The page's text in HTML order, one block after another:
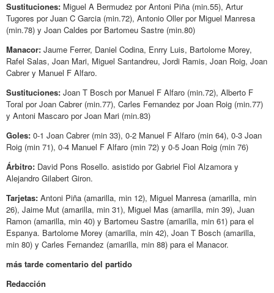
Sustituciones: Miguel A Bermudez por Antoni Piña (min.55), Artur
Tugores por Juan C Garcia (min.72), Antonio Oller por Miguel Manresa
(min.78) y Joan Caldes por Bartomeu Sastre (min.80)
Manacor: Jaume Ferrer, Daniel Codina, Enrry Luis, Bartolome Morey,
Rafel Salas, Joan Mari, Miguel Santandreu, Jordi Ramis, Joan Roig, Joan
Cabrer y Manuel F Alfaro.
Sustituciones: Joan T Bosch por Manuel F Alfaro (min.72), Alberto F
Toral por Joan Cabrer (min.77), Carles Fernandez por Joan Roig (min.77)
y Antoni Mascaro por Joan Mari (min.83)
Goles: 0-1 Joan Cabrer (min 33), 0-2 Manuel F Alfaro (min 64), 0-3 Joan
Roig (min 71), 0-4 Manuel F Alfaro (min 72) y 0-5 Joan Roig (min 76)
Árbitro: David Pons Rosello. asistido por Gabriel Fiol Alzamora y
Alejandro Gilabert Giron.
Tarjetas: Antoni Piña (amarilla, min 12), Miguel Manresa (amarilla, min
26), Jaime Mut (amarilla, min 31), Miguel Mas (amarilla, min 39), Juan
Ramon (amarilla, min 40) y Bartomeu Sastre (amarilla, min 61) para el
Espanya. Bartolome Morey (amarilla, min 42), Joan T Bosch (amarilla,
min 80) y Carles Fernandez (amarilla, min 88) para el Manacor.
más tarde comentario del partido
Redacción